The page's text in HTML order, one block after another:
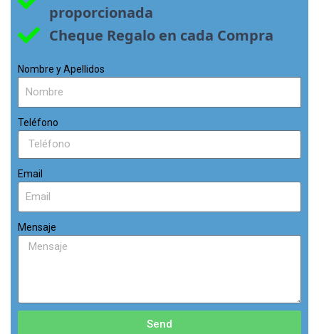
proporcionada
Cheque Regalo en cada Compra
Nombre y Apellidos
Teléfono
Email
Mensaje
Send